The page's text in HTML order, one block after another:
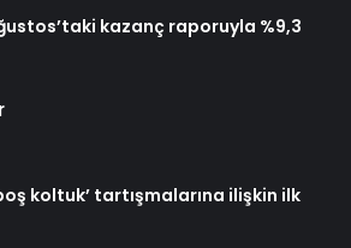
kazanç raporuyla %9,3
koltuk’ tartışmalarına ilişkin ilk